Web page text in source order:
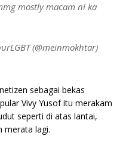
mostly macam ni ka
(@meinmokhtar)
sebagai bekas
Vivy Yusof itu merakam
seperti di atas lantai,
merata lagi.